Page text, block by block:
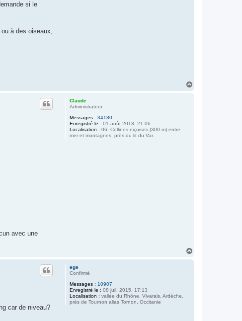
si le
à des oiseaux,
Claude
Administrateur
Messages : 34180
Enregistré le : 01 août 2013, 21:06
Localisation : 06- Collines niçoises (300 m) entre
mer et montagnes, près du lit du Var.
avec une
ege
Confirmé
Messages : 10907
Enregistré le : 08 juil. 2015, 17:13
Localisation : vallée du Rhône, Vivarais, Ardèche,
près de Tournon alias Tornon, Occitanie
car de niveau?